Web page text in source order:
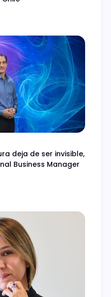
deja de ser invisible,
Business Manager